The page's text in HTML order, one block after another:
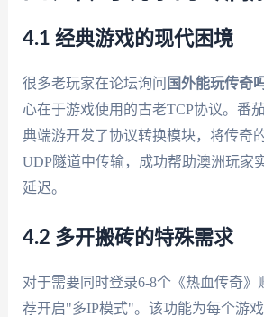
4.1 经典游戏的现代困境
很多老玩家在论坛询问 国外能玩传奇
心在于游戏使用的古老TCP协议。番
典端游开发了协议转换模块，将传奇
UDP隧道中传输，成功帮助澳洲玩家
延迟。
4.2 多开搬砖的特殊需求
对于需要同时登录6-8个《热血传奇》
荐开启"多IP模式"。该功能为每个游